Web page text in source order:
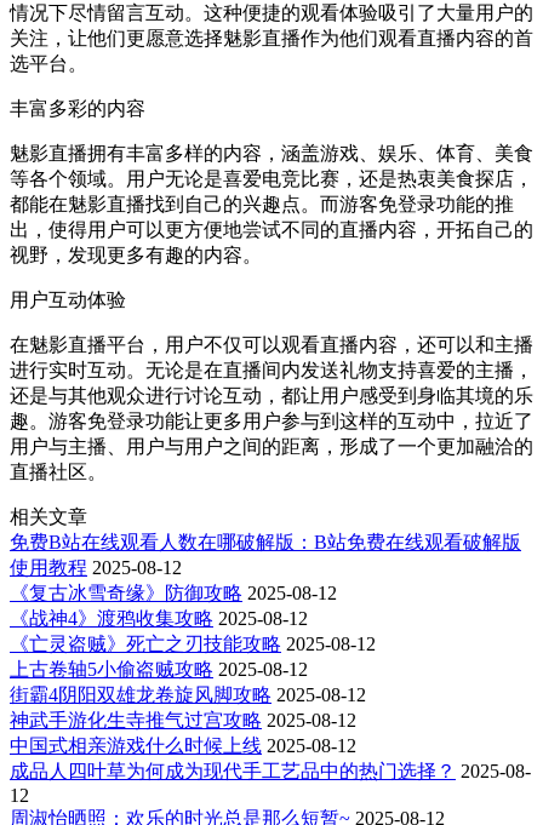
情况下尽情留言互动。这种便捷的观看体验吸引了大量用户的
关注，让他们更愿意选择魅影直播作为他们观看直播内容的首
选平台。
丰富多彩的内容
魅影直播拥有丰富多样的内容，涵盖游戏、娱乐、体育、美食
等各个领域。用户无论是喜爱电竞比赛，还是热衷美食探店，
都能在魅影直播找到自己的兴趣点。而游客免登录功能的推
出，使得用户可以更方便地尝试不同的直播内容，开拓自己的
视野，发现更多有趣的内容。
用户互动体验
在魅影直播平台，用户不仅可以观看直播内容，还可以和主播
进行实时互动。无论是在直播间内发送礼物支持喜爱的主播，
还是与其他观众进行讨论互动，都让用户感受到身临其境的乐
趣。游客免登录功能让更多用户参与到这样的互动中，拉近了
用户与主播、用户与用户之间的距离，形成了一个更加融洽的
直播社区。
相关文章
免费B站在线观看人数在哪破解版：B站免费在线观看破解版
使用教程 2025-08-12
《复古冰雪奇缘》防御攻略 2025-08-12
《战神4》渡鸦收集攻略 2025-08-12
《亡灵盗贼》死亡之刃技能攻略 2025-08-12
上古卷轴5小偷盗贼攻略 2025-08-12
街霸4阴阳双雄龙卷旋风脚攻略 2025-08-12
神武手游化生寺推气过宫攻略 2025-08-12
中国式相亲游戏什么时候上线 2025-08-12
成品人四叶草为何成为现代手工艺品中的热门选择？ 2025-08-
12
周淑怡晒照：欢乐的时光总是那么短暂~ 2025-08-12